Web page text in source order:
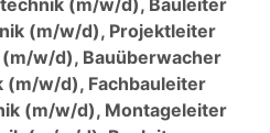
(m/w/d), Bauleiter
(m/w/d), Projektleiter
w/d), Bauüberwacher
(m/w/d), Fachbauleiter
(m/w/d), Montageleiter